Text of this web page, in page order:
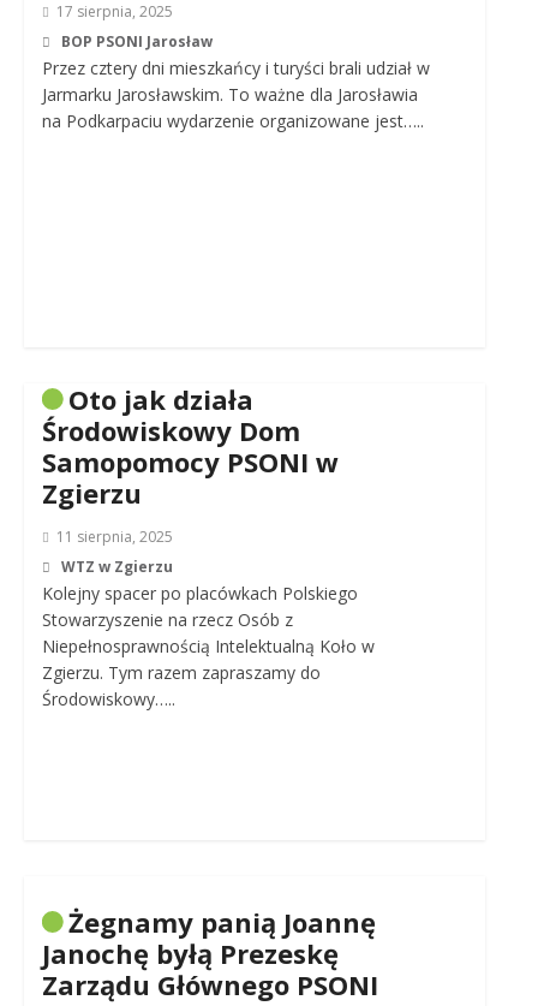
17 sierpnia, 2025
BOP PSONI Jarosław
Przez cztery dni mieszkańcy i turyści brali udział w
Jarmarku Jarosławskim. To ważne dla Jarosławia
na Podkarpaciu wydarzenie organizowane jest…..
Oto jak działa
Środowiskowy Dom
Samopomocy PSONI w
Zgierzu
11 sierpnia, 2025
WTZ w Zgierzu
Kolejny spacer po placówkach Polskiego
Stowarzyszenie na rzecz Osób z
Niepełnosprawnością Intelektualną Koło w
Zgierzu. Tym razem zapraszamy do
Środowiskowy…..
Żegnamy panią Joannę
Janochę byłą Prezeskę
Zarządu Głównego PSONI